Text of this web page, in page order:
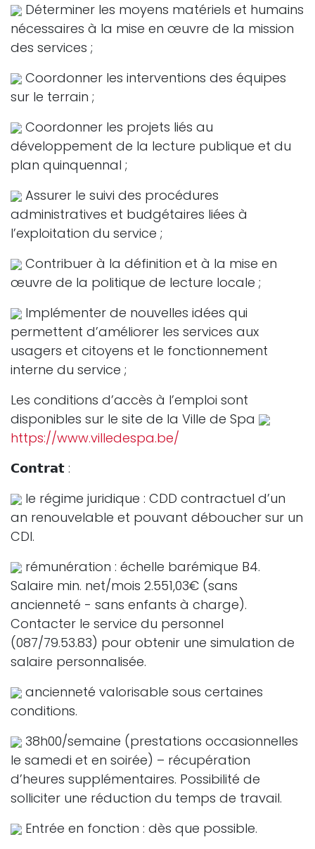
Déterminer les moyens matériels et humains
nécessaires à la mise en œuvre de la mission
des services ;
Coordonner les interventions des équipes
sur le terrain ;
Coordonner les projets liés au
développement de la lecture publique et du
plan quinquennal ;
Assurer le suivi des procédures
administratives et budgétaires liées à
l’exploitation du service ;
Contribuer à la définition et à la mise en
œuvre de la politique de lecture locale ;
Implémenter de nouvelles idées qui
permettent d’améliorer les services aux
usagers et citoyens et le fonctionnement
interne du service ;
Les conditions d’accès à l’emploi sont
disponibles sur le site de la Ville de Spa
https://www.villedespa.be/
𝗖𝗼𝗻𝘁𝗿𝗮𝘁 :
le régime juridique : CDD contractuel d’un
an renouvelable et pouvant déboucher sur un
CDI.
rémunération : échelle barémique B4.
Salaire min. net/mois 2.551,03€ (sans
ancienneté - sans enfants à charge).
Contacter le service du personnel
(087/79.53.83) pour obtenir une simulation de
salaire personnalisée.
ancienneté valorisable sous certaines
conditions.
38h00/semaine (prestations occasionnelles
le samedi et en soirée) – récupération
d’heures supplémentaires. Possibilité de
solliciter une réduction du temps de travail.
Entrée en fonction : dès que possible.